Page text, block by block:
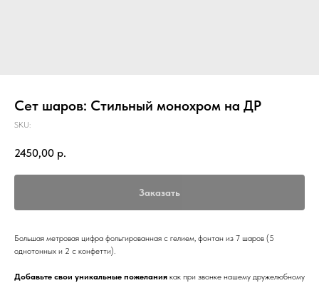
Сет шаров: Стильный монохром на ДР
SKU:
2450,00 р.
Заказать
Большая метровая цифра фольгированная с гелием, фонтан из 7 шаров (5
однотонных и 2 с конфетти).
Добавьте свои уникальные пожелания как при звонке нашему дружелюбному